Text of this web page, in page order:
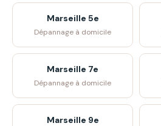
Marseille 5e
Dépannage à domicile
Marseille 7e
Dépannage à domicile
Marseille 9e